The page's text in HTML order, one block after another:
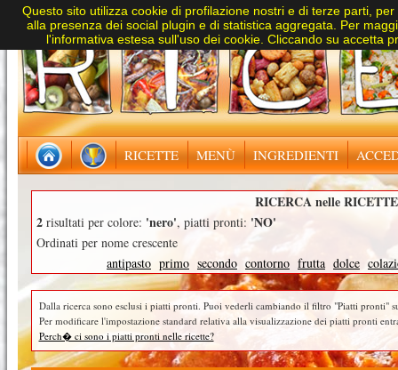
RICETTE MENÙ INGREDIENTI
RICERCA nelle RICETTE
2risultati per colore: 'nero', piatti pronti: 'NO'
Ordinati per nome crescente
antipasto primo secondo contorno frutta dolce
Dalla ricerca sono esclusi i piatti pronti. Puoi vederli cambiando il filtro "Piatti pronti"
Per modificare l'impostazione standard relativa alla visualizzazione dei piatti pronti
Perch� ci sono i piatti pronti nelle ricette?
Questo sito utilizza cookie di profilazione nostri e di terze parti,
alla presenza dei social plugin e di statistica aggregata. Per
l'informativa estesa sull'uso dei cookie. Cliccando su accetta